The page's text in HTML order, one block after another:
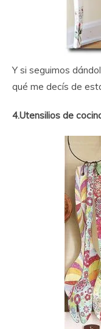
Y si seguimos
qué me decís de
4.Utensilios de